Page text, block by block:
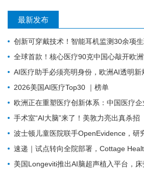
最新发布
创新可穿戴技术！智能耳机监测30余项
全球首款！核心医疗90克中国心敲开欧洲“最
AI医疗助手必须亮明身份，欧洲AI透明新
2026美国AI医疗Top30 ｜榜单
欧洲正在重塑医疗创新体系：中国医疗企业如何抓
手术室“AI大脑”来了！美敦力亮出真杀招
波士顿儿童医院联手OpenEvidence，研究AI医疗如何
速递｜试点转向全院部署，Cottage Health扩大AI医
美国Longeviti推出AI脑超声植入平台，床旁可完